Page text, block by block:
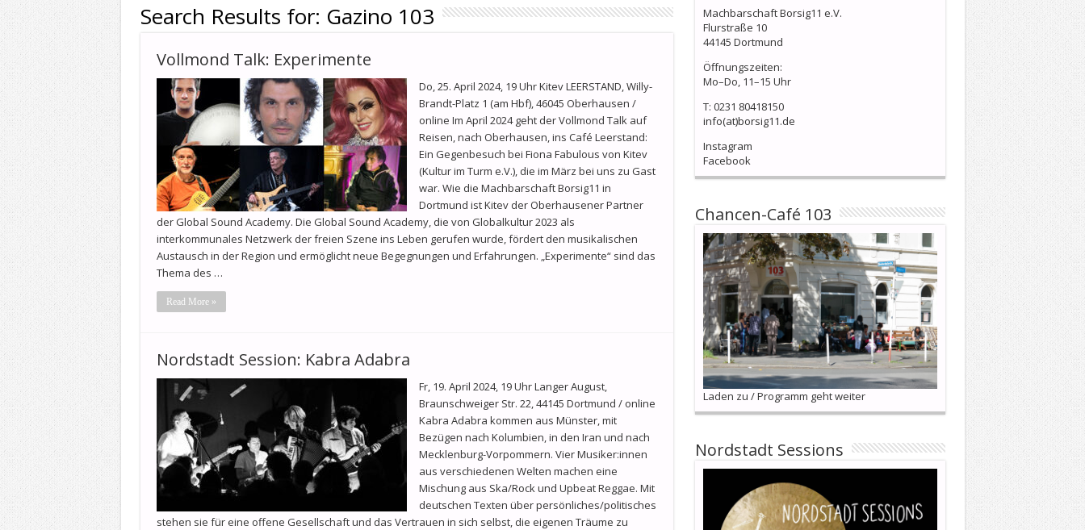
Search Results for: Gazino 103
Vollmond Talk: Experimente
Do, 25. April 2024, 19 Uhr Kitev LEERSTAND, Willy-
Brandt-Platz 1 (am Hbf), 46045 Oberhausen /
online Im April 2024 geht der Vollmond Talk auf
Reisen, nach Oberhausen, ins Café Leerstand:
Ein Gegenbesuch bei Fiona Fabulous von Kitev
(Kultur im Turm e.V.), die im März bei uns zu Gast
war. Wie die Machbarschaft Borsig11 in
Dortmund ist Kitev der Oberhausener Partner
der Global Sound Academy. Die Global Sound Academy, die von Globalkultur 2023 als
interkommunales Netzwerk der freien Szene ins Leben gerufen wurde, fördert den musikalischen
Austausch in der Region und ermöglicht neue Begegnungen und Erfahrungen. „Experimente“ sind das
Thema des …
Read More »
Nordstadt Session: Kabra Adabra
Fr, 19. April 2024, 19 Uhr Langer August,
Braunschweiger Str. 22, 44145 Dortmund / online
Kabra Adabra kommen aus Münster, mit
Bezügen nach Kolumbien, in den Iran und nach
Mecklenburg-Vorpommern. Vier Musiker:innen
aus verschiedenen Welten machen eine
Mischung aus Ska/Rock und Upbeat Reggae. Mit
deutschen Texten über persönliches/politisches
stehen sie für eine offene Gesellschaft und das Vertrauen in sich selbst, die eigenen Träume zu
Machbarschaft Borsig11 e.V.
Flurstraße 10
44145 Dortmund
Öffnungszeiten:
Mo–Do, 11–15 Uhr
T: 0231 80418150
info(at)borsig11.de
Instagram
Facebook
Chancen-Café 103
Laden zu / Programm geht weiter
Nordstadt Sessions